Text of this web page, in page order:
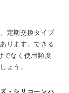
定期交換タイプ
ります。できる
でなく使用頻度
ょう。
・シリコーンハ